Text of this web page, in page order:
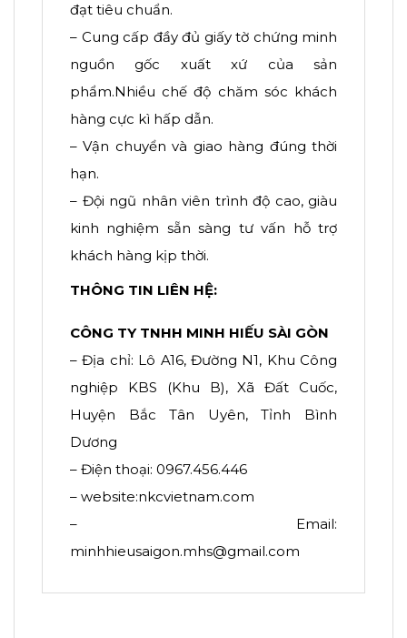
đạt tiêu chuẩn.
– Cung cấp đầy đủ giấy tờ chứng minh
nguồn gốc xuất xứ của sản
phẩm.Nhiều chế độ chăm sóc khách
hàng cực kì hấp dẫn.
– Vận chuyển và giao hàng đúng thời
hạn.
– Đội ngũ nhân viên trình độ cao, giàu
kinh nghiệm sẵn sàng tư vấn hỗ trợ
khách hàng kịp thời.
THÔNG TIN LIÊN HỆ:
CÔNG TY TNHH MINH HIẾU SÀI GÒN
– Địa chỉ: Lô A16, Đường N1, Khu Công
nghiệp KBS (Khu B), Xã Đất Cuốc,
Huyện Bắc Tân Uyên, Tỉnh Bình
Dương
– Điện thoại: 0967.456.446
– website:nkcvietnam.com
– Email:
minhhieusaigon.mhs@gmail.com